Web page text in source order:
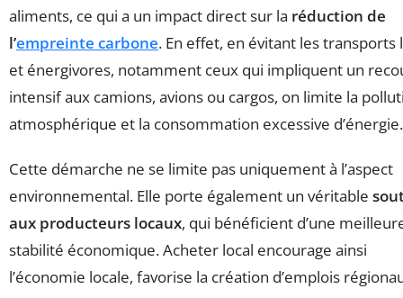
aliments, ce qui a un impact direct sur la réduction de
l’empreinte carbone. En effet, en évitant les transports
et énergivores, notamment ceux qui impliquent un
intensif aux camions, avions ou cargos, on limite la
atmosphérique et la consommation excessive d’énergie.
Cette démarche ne se limite pas uniquement à l’aspect
environnemental. Elle porte également un véritable
aux producteurs locaux, qui bénéficient d’une
stabilité économique. Acheter local encourage ainsi
l’économie locale, favorise la création d’emplois